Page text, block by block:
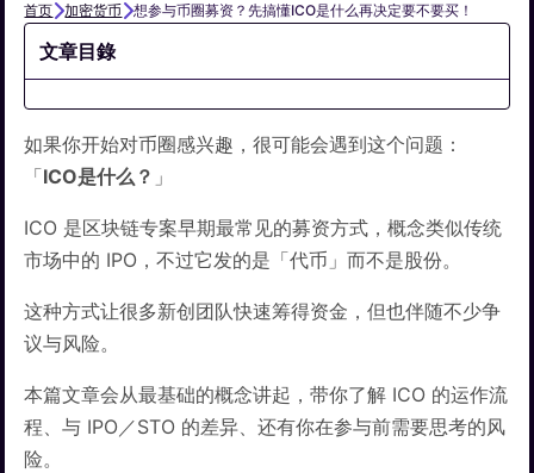
首页 加密货币 想参与币圈募资？先搞懂ICO是什么再决定要不要买！
文章目錄
如果你开始对币圈感兴趣，很可能会遇到这个问题：
「ICO是什么？ 」
ICO 是区块链专案早期最常见的募资方式，概念类似传统
市场中的 IPO，不过它发的是「代币」而不是股份。
这种方式让很多新创团队快速筹得资金，但也伴随不少争
议与风险。
本篇文章会从最基础的概念讲起，带你了解 ICO 的运作流
程、与 IPO／STO 的差异、还有你在参与前需要思考的风
险。